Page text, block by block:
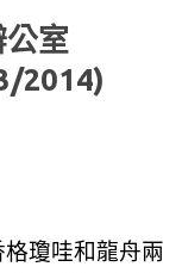
室
2014)
瓊哇和龍舟兩